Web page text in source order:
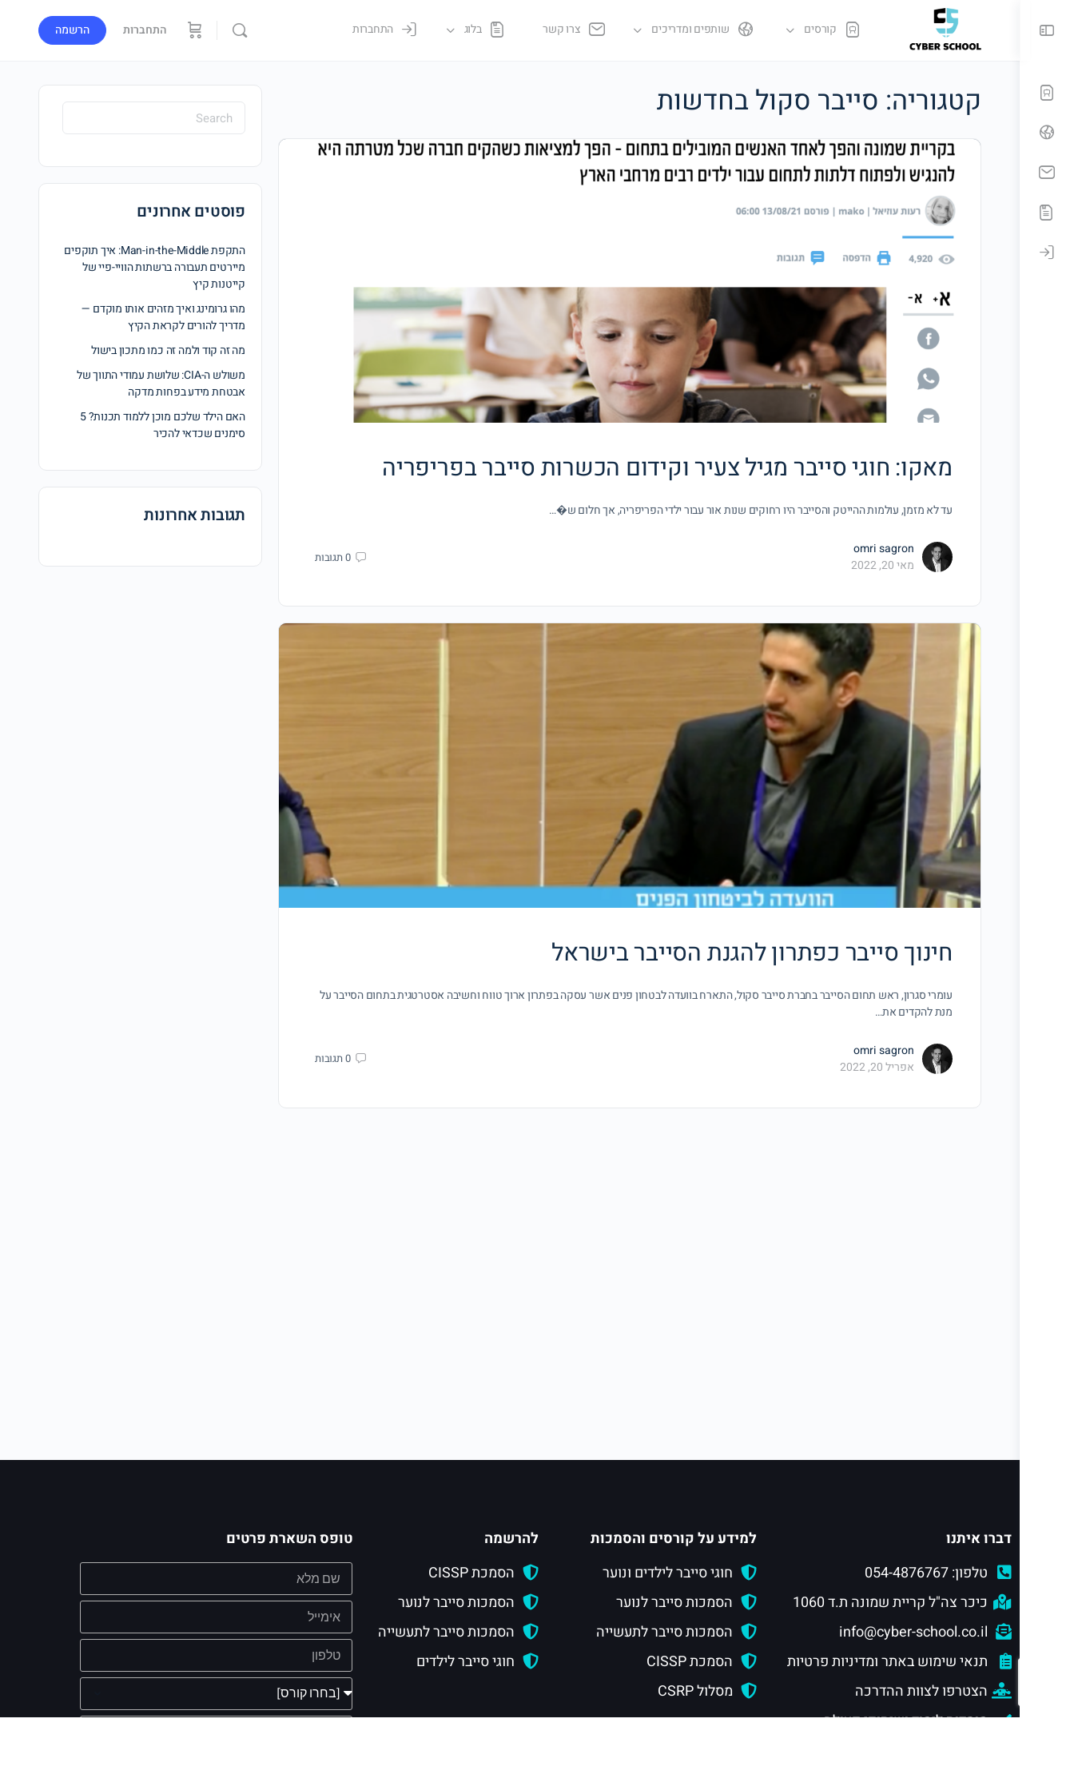
קורסים שותפים ומדריכים צרו קשר בלוג התחברות התחברות הרשמה
קטגוריה: סייבר סקול בחדשות
מאקו: חוגי סייבר מגיל צעיר וקידום הכשרות סייבר בפריפריה
עד לא מזמן, עולמות ההייטק והסייבר היו רחוקים שנות אור עבור ילדי הפריפריה, אך חלום ש�…
omri sagron
מאי 20, 2022
0תגובות
חינוך סייבר כפתרון להגנת הסייבר בישראל
עומרי סגרון, ראש תחום הסייבר בחברת סייבר סקול, התארח בוועדה לבטחון פנים אשר עסקה בפתרון ארוך טווח וחשיבה אסטרטגית בתחום הסייבר על
מנת להקדים את…
omri sagron
אפריל 20, 2022
0תגובות
פוסטים אחרונים
התקפת Man-in-the-Middle: איך תוקפים
מיירטים תעבורה ברשתות הוויי-פיי של
קייטנות קיץ
מהו גרומינג ואיך מזהים אותו מוקדם —
מדריך להורים לקראת הקיץ
מה זה קוד ולמה זה כמו מתכון בישול
משולש ה-CIA: שלושת עמודי התווך של
אבטחת מידע בפחות מדקה
האם הילד שלכם מוכן ללמוד תכנות? 5
סימנים שכדאי להכיר
תגובות אחרונות
דברו איתנו
טלפון: 054-4876767
כיכר צה"ל קריית שמונה ת.ד 1060
info@cyber-school.co.il
תנאי שימוש באתר ומדיניות פרטיות
הצטרפו לצוות ההדרכה
מוסדות לימוד ושיתופי פעולה
למידע על קורסים והסמכות
חוגי סייבר לילדים ונוער
הסמכות סייבר לנוער
הסמכות סייבר לתעשייה
הסמכת CISSP
מסלול CSRP
להרשמה
הסמכת CISSP
הסמכות סייבר לנוער
הסמכות סייבר לתעשייה
חוגי סייבר לילדים
טופס השארת פרטים